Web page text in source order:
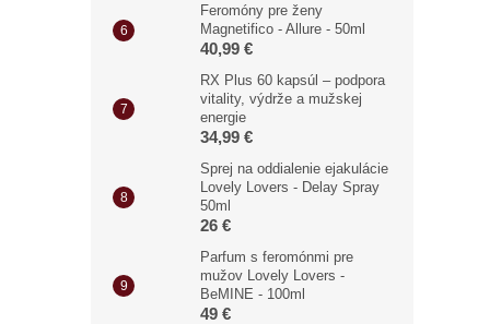
Feromóny pre ženy
Magnetifico - Allure - 50ml
40,99 €
RX Plus 60 kapsúl – podpora
vitality, výdrže a mužskej
energie
34,99 €
Sprej na oddialenie ejakulácie
Lovely Lovers - Delay Spray
50ml
26 €
Parfum s feromónmi pre
mužov Lovely Lovers -
BeMINE - 100ml
49 €